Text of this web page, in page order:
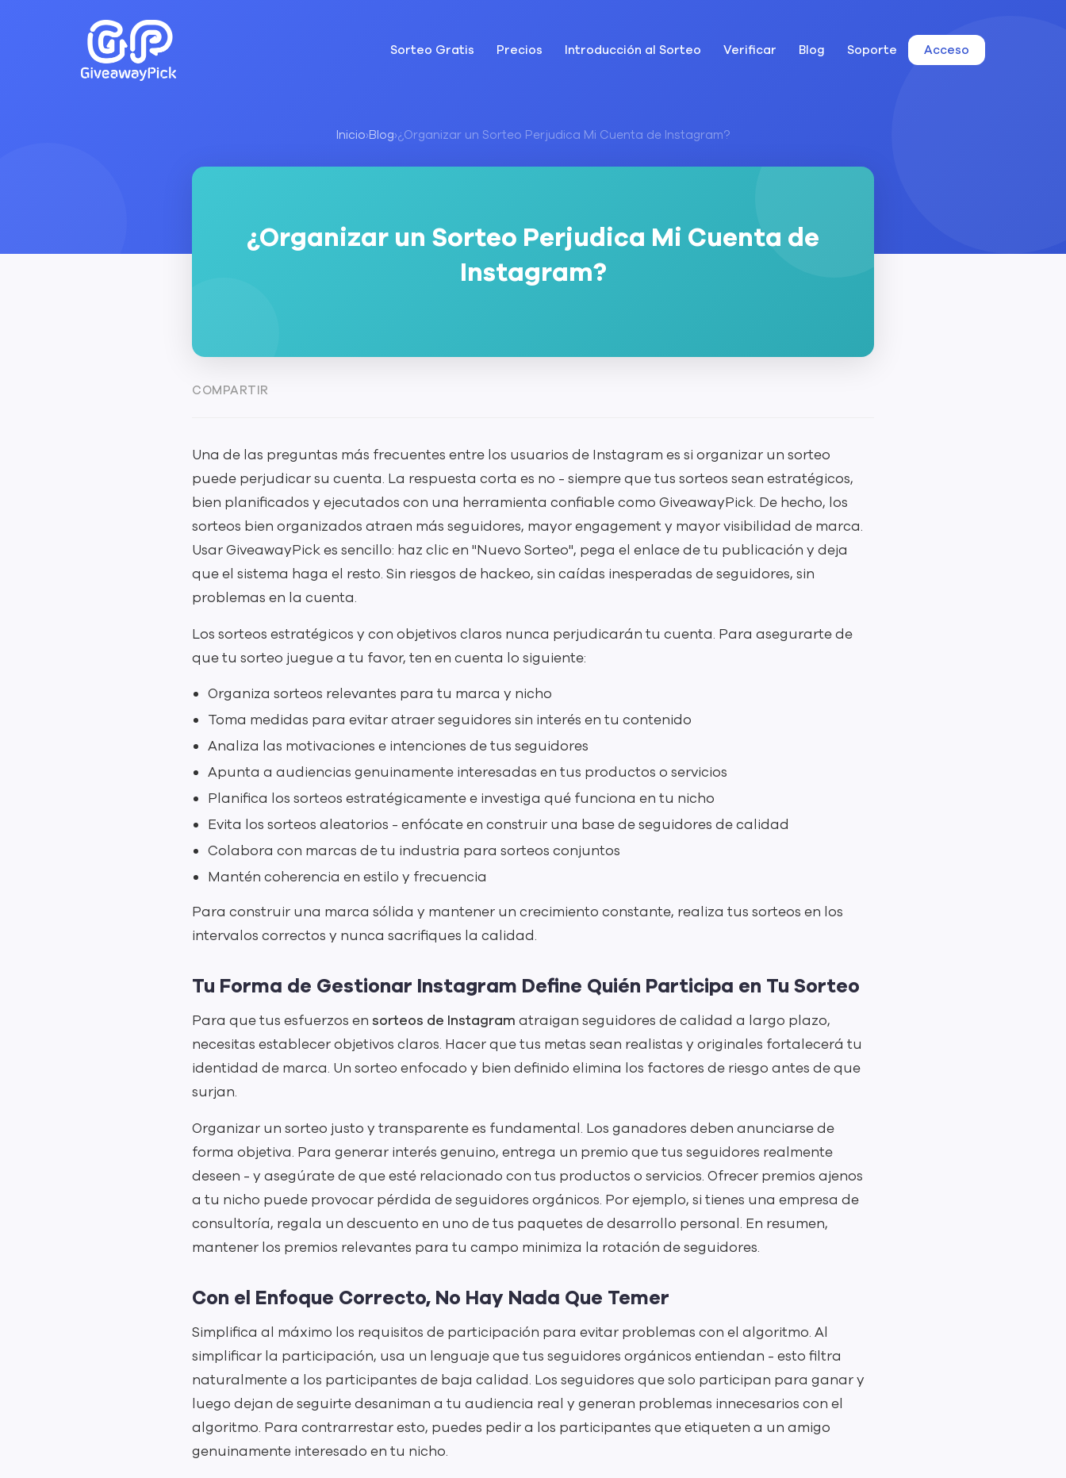
Sorteo Gratis Precios Introducción al Sorteo Verificar Blog Soporte Acceso
Inicio›Blog›¿Organizar un Sorteo Perjudica Mi Cuenta de Instagram?
¿Organizar un Sorteo Perjudica Mi Cuenta de
Instagram?
COMPARTIR
Una de las preguntas más frecuentes entre los usuarios de Instagram es si organizar un sorteo
puede perjudicar su cuenta. La respuesta corta es no - siempre que tus sorteos sean estratégicos,
bien planificados y ejecutados con una herramienta confiable como GiveawayPick. De hecho, los
sorteos bien organizados atraen más seguidores, mayor engagement y mayor visibilidad de marca.
Usar GiveawayPick es sencillo: haz clic en "Nuevo Sorteo", pega el enlace de tu publicación y deja
que el sistema haga el resto. Sin riesgos de hackeo, sin caídas inesperadas de seguidores, sin
problemas en la cuenta.
Los sorteos estratégicos y con objetivos claros nunca perjudicarán tu cuenta. Para asegurarte de
que tu sorteo juegue a tu favor, ten en cuenta lo siguiente:
Organiza sorteos relevantes para tu marca y nicho
Toma medidas para evitar atraer seguidores sin interés en tu contenido
Analiza las motivaciones e intenciones de tus seguidores
Apunta a audiencias genuinamente interesadas en tus productos o servicios
Planifica los sorteos estratégicamente e investiga qué funciona en tu nicho
Evita los sorteos aleatorios - enfócate en construir una base de seguidores de calidad
Colabora con marcas de tu industria para sorteos conjuntos
Mantén coherencia en estilo y frecuencia
Para construir una marca sólida y mantener un crecimiento constante, realiza tus sorteos en los
intervalos correctos y nunca sacrifiques la calidad.
Tu Forma de Gestionar Instagram Define Quién Participa en Tu Sorteo
Para que tus esfuerzos en sorteos de Instagram atraigan seguidores de calidad a largo plazo,
necesitas establecer objetivos claros. Hacer que tus metas sean realistas y originales fortalecerá tu
identidad de marca. Un sorteo enfocado y bien definido elimina los factores de riesgo antes de que
surjan.
Organizar un sorteo justo y transparente es fundamental. Los ganadores deben anunciarse de
forma objetiva. Para generar interés genuino, entrega un premio que tus seguidores realmente
deseen - y asegúrate de que esté relacionado con tus productos o servicios. Ofrecer premios ajenos
a tu nicho puede provocar pérdida de seguidores orgánicos. Por ejemplo, si tienes una empresa de
consultoría, regala un descuento en uno de tus paquetes de desarrollo personal. En resumen,
mantener los premios relevantes para tu campo minimiza la rotación de seguidores.
Con el Enfoque Correcto, No Hay Nada Que Temer
Simplifica al máximo los requisitos de participación para evitar problemas con el algoritmo. Al
simplificar la participación, usa un lenguaje que tus seguidores orgánicos entiendan - esto filtra
naturalmente a los participantes de baja calidad. Los seguidores que solo participan para ganar y
luego dejan de seguirte desaniman a tu audiencia real y generan problemas innecesarios con el
algoritmo. Para contrarrestar esto, puedes pedir a los participantes que etiqueten a un amigo
genuinamente interesado en tu nicho.